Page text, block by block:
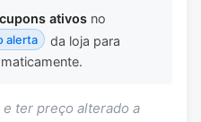
ativos no
alerta
da loja para
ter preço alterado a